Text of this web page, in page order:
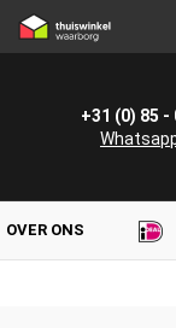
+31 (0) 85 -
OVER ONS